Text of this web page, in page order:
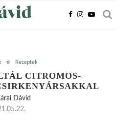
Receptek
CITROMOS-
Dávid